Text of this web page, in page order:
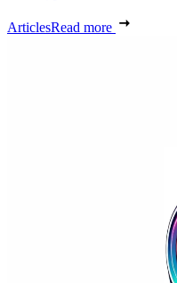
ArticlesRead more